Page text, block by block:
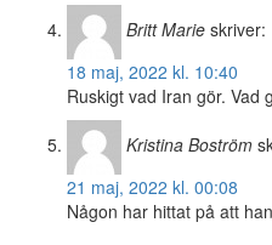
Britt Marie skriver:
18 maj, 2022 kl. 10:40
Ruskigt vad Iran gör. Vad
Kristina Boström
21 maj, 2022 kl. 00:08
Någon har hittat på att